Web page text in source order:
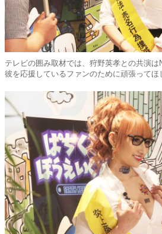
テレビの囲み取材では、狩野英孝との共演は
彼を応援しているファンのために頑張ってほ